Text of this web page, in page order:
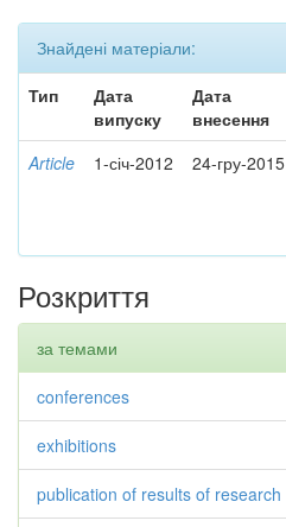
Знайдені матеріали:
Тип
Дата
випуску
Дата
внесення
Article 1-січ-2012 24-гру-2015
Розкриття
за темами
conferences
exhibitions
publication of results of research